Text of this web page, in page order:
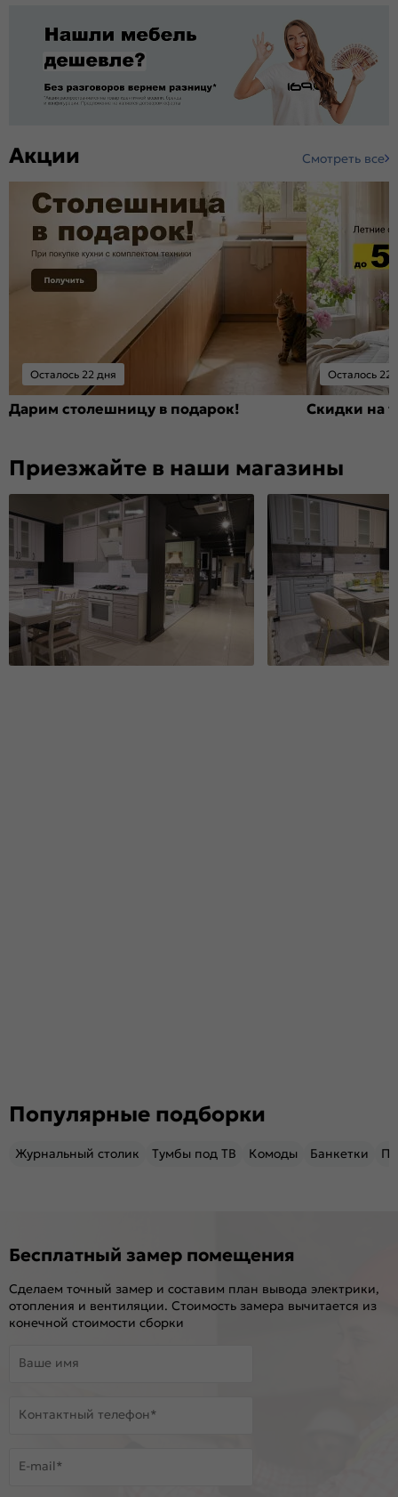
Акции Смотреть все
Осталось 22 дня
Дарим столешницу в подарок!
Осталось 22
Скидки на
Приезжайте в наши магазины
Популярные подборки
Журнальный столик Тумбы под ТВ Комоды Банкетки
Бесплатный замер помещения
Сделаем точный замер и составим план вывода электрики,
отопления и вентиляции. Стоимость замера вычитается из
конечной стоимости сборки
Ваше имя
Контактный телефон*
E-mail*